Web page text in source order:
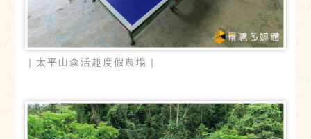
｜太平山森活趣度假農場｜